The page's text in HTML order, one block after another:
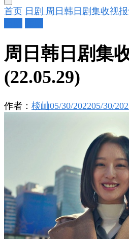
东
西
吗?
首页 日剧 周日韩日剧集收视
周日韩日剧集
(22.05.29)
作者： 棪屾05/30/202205/30/